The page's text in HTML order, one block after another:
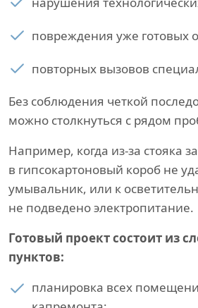
повреждения уже готовых
повторных вызовов
Без соблюдения четкой
можно столкнуться с рядом
Например, когда из-за стояка
в гипсокартоновый короб не
умывальник, или к
не подведено электропитание.
Готовый проект состоит из
пунктов:
планировка всех